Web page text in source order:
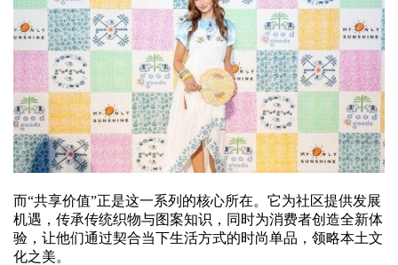
而“共享价值”正是这一系列的核心所在。它为社区提供发展
机遇，传承传统织物与图案知识，同时为消费者创造全新体
验，让他们通过契合当下生活方式的时尚单品，领略本土文
化之美。